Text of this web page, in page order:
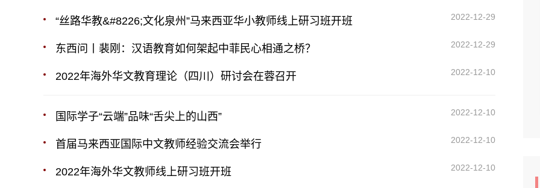
“丝路华教&#8226;文化泉州”马来西亚华小教师线上研习班开班 2022-12-29
东西问丨裴刚：汉语教育如何架起中菲民心相通之桥？ 2022-12-29
2022年海外华文教育理论（四川）研讨会在蓉召开 2022-12-10
国际学子“云端”品味“舌尖上的山西” 2022-12-10
首届马来西亚国际中文教师经验交流会举行 2022-12-10
2022年海外华文教师线上研习班开班 2022-12-10